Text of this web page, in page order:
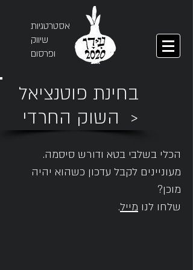
אסטרטגיות
שיווק
ופרסום
בחינת פוטנציאל
השוק החרדי >
הכלי בשלבי בטא ודורש סיסמה.
מעוניינים לקבל עדכון כשהוא יהיה
מוכן?
שלחו לנו מייל.